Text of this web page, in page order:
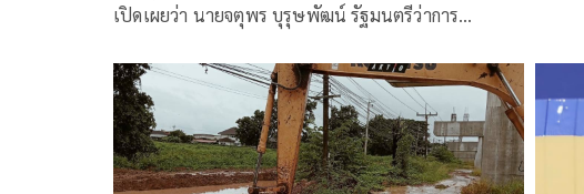
เปิดเผยว่า นายจตุพร บุรุษพัฒน์ รัฐมนตรีว่าการ
พื้นที่ภาคเหนือเร่งติดตามสถานการณ์อุทกภัยจากพายุ
โซนร้อน “วิภา”